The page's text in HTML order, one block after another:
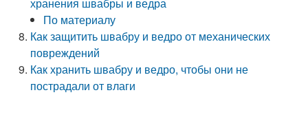
По материалу
Как защитить швабру и ведро от механических
повреждений
Как хранить швабру и ведро, чтобы они не
пострадали от влаги